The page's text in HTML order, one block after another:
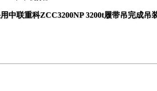
中联重科ZCC3200NP 3200t履带吊完成吊